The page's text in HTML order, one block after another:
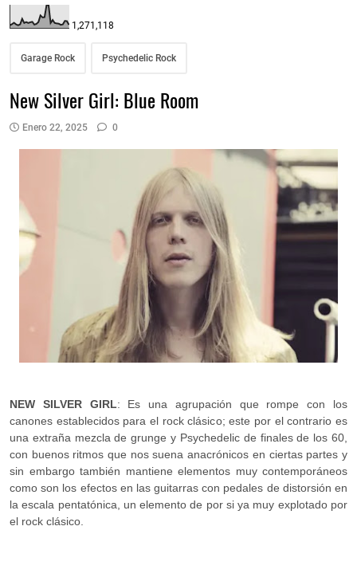
1,271,118
Garage Rock Psychedelic Rock
New Silver Girl: Blue Room
Enero 22, 2025 0
NEW SILVER GIRL: Es una agrupación que rompe con los
canones establecidos para el rock clásico; este por el contrario es
una extraña mezcla de grunge y Psychedelic de finales de los 60,
con buenos ritmos que nos suena anacrónicos en ciertas partes y
sin embargo también mantiene elementos muy contemporáneos
como son los efectos en las guitarras con pedales de distorsión en
la escala pentatónica, un elemento de por si ya muy explotado por
el rock clásico.